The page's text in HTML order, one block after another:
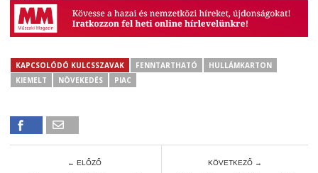
KAPCSOLÓDÓ KULCSSZAVAK FENNTARTHATÓ
HULLÁMKARTON
KIEMELT
NÖVEKEDÉS PIAC
← ELŐZŐ KÖVETKEZŐ →